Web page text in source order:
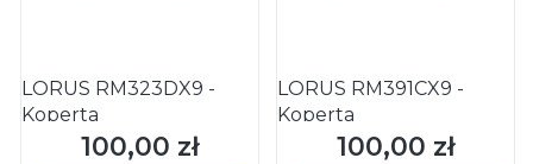
LORUS RM323DX9 -
Koperta
Cena
100,00 zł
LORUS RM391CX9 -
Koperta
Cena
100,00 zł